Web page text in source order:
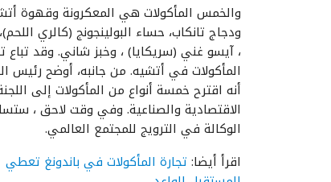
والخمس المأكولات هي المعكرونة وقهوة
ودجاج تانكاب، حساء البولينجونج (كالري
، آيسو غني (سريكايا) ، وخبز شاني. وقد تباع
المأكولات في أتشيه. من جانبه، أوضح رئيس
أنه اقترح خمسة أنواع من المأكولات إلى
الاقتصادية والصناعية. وفي وقت لاحق ،
الوكالة في الترويج للمجتمع العالمي.
اقرأ أيضا: تجارة المأكولات في باندونغ تعطي